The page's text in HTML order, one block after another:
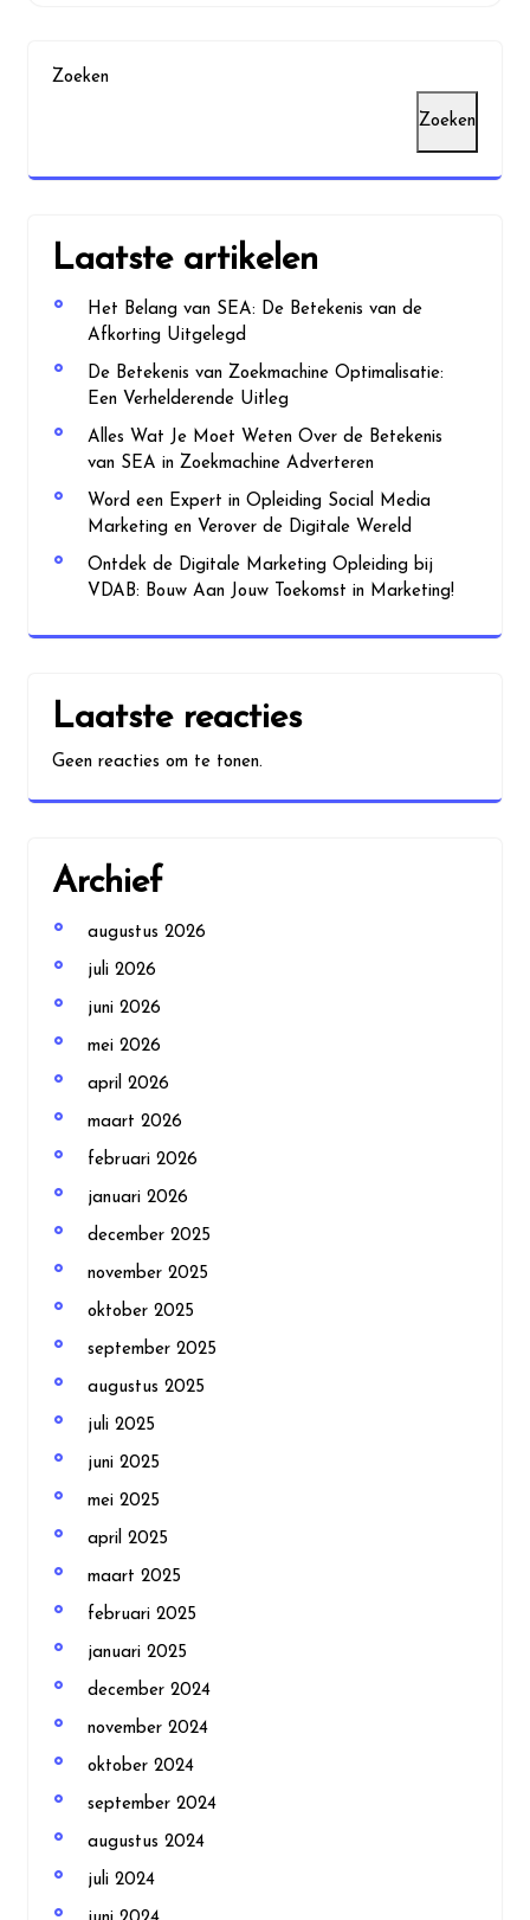
Zoeken
Zoeken
Laatste artikelen
Het Belang van SEA: De Betekenis van de
Afkorting Uitgelegd
De Betekenis van Zoekmachine Optimalisatie:
Een Verhelderende Uitleg
Alles Wat Je Moet Weten Over de Betekenis
van SEA in Zoekmachine Adverteren
Word een Expert in Opleiding Social Media
Marketing en Verover de Digitale Wereld
Ontdek de Digitale Marketing Opleiding bij
VDAB: Bouw Aan Jouw Toekomst in Marketing!
Laatste reacties
Geen reacties om te tonen.
Archief
augustus 2026
juli 2026
juni 2026
mei 2026
april 2026
maart 2026
februari 2026
januari 2026
december 2025
november 2025
oktober 2025
september 2025
augustus 2025
juli 2025
juni 2025
mei 2025
april 2025
maart 2025
februari 2025
januari 2025
december 2024
november 2024
oktober 2024
september 2024
augustus 2024
juli 2024